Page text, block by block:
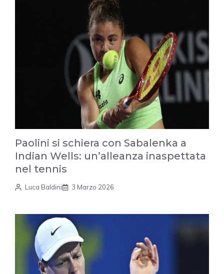
Paolini si schiera con Sabalenka a
Indian Wells: un’alleanza inaspettata
nel tennis
Luca Baldini 3 Marzo 2026